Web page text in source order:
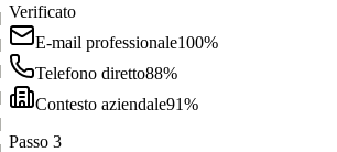
Verificato
E-mail professionale100%
Telefono diretto88%
Contesto aziendale91%
Passo 3